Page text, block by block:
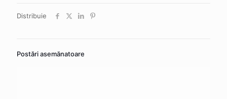
Distribuie
Postări asemănatoare